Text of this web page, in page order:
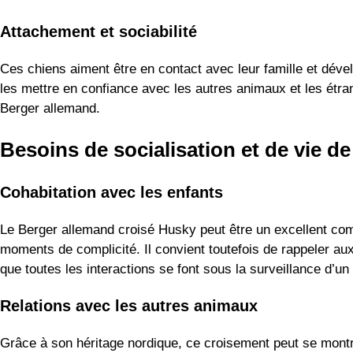
Attachement et sociabilité
Ces chiens aiment être en contact avec leur famille et
les mettre en confiance avec les autres animaux et les
Berger allemand.
Besoins de socialisation et de vie
Cohabitation avec les enfants
Le Berger allemand croisé Husky peut être un excellent
moments de complicité. Il convient toutefois de rappeler
que toutes les interactions se font sous la surveillance d’un
Relations avec les autres animaux
Grâce à son héritage nordique, ce croisement peut se